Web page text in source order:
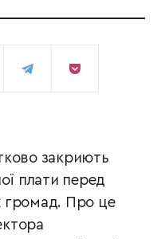
закриють
плати перед
громад. Про це